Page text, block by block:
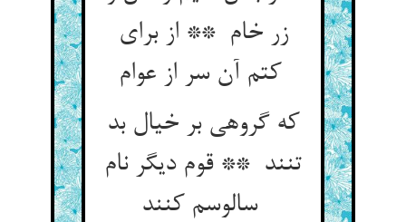
زر خام ** از برای
کتم آن سر از عوام
که گروهی بر خیال بد
تنند ** قوم دیگر نام
سالوسم کنند